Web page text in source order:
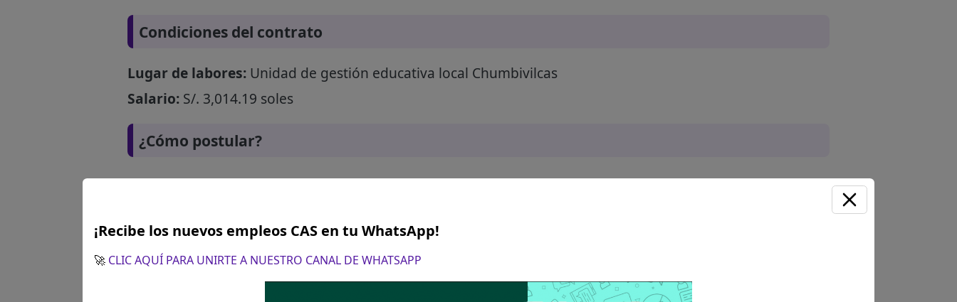
Condiciones del contrato
Lugar de labores:Unidad de gestión educativa local Chumbivilcas
Salario:S/. 3,014.19 soles
¿Cómo postular?
¡Recibe los nuevos empleos CAS en tu WhatsApp!
🚀 CLIC AQUÍ PARA UNIRTE A NUESTRO CANAL DE WHATSAPP